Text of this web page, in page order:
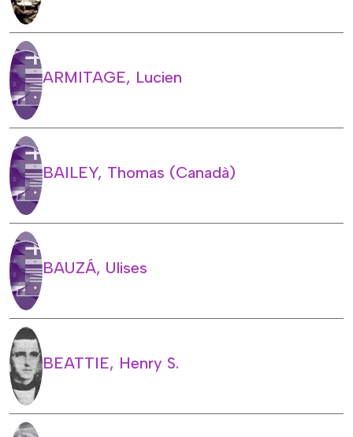
ARMITAGE, Lucien
BAILEY, Thomas (Canadà)
BAUZÁ, Ulises
BEATTIE, Henry S.